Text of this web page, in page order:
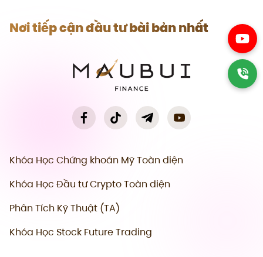
Nơi tiếp cận đầu tư bài bản nhất
Khóa Học Chứng khoán Mỹ Toàn diện
Khóa Học Đầu tư Crypto Toàn diện
Phân Tích Kỹ Thuật (TA)
Khóa Học Stock Future Trading